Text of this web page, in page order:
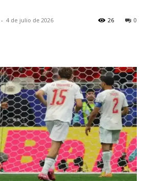
- 4 de julio de 2026 0
26